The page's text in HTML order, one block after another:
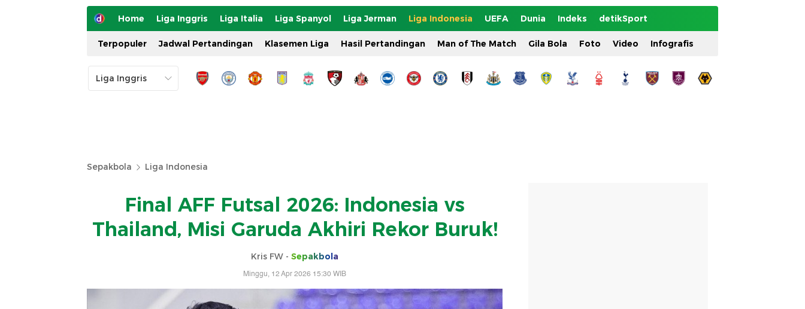
Home Liga Inggris Liga Italia Liga Spanyol Liga Jerman Liga Indonesia UEFA Dunia Indeks detikSport
Terpopuler Jadwal Pertandingan Klasemen Liga Hasil Pertandingan Man of The Match Gila Bola Foto Video Infografis
Sepakbola Liga Indonesia
Final AFF Futsal 2026: Indonesia vs
Thailand, Misi Garuda Akhiri Rekor Buruk!
Kris FW - Sepakbola
Minggu, 12 Apr 2026 15:30 WIB